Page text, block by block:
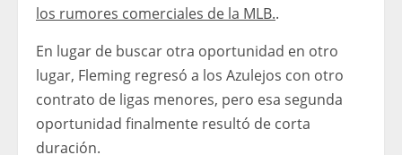
los rumores comerciales de la MLB..
En lugar de buscar otra oportunidad en otro
lugar, Fleming regresó a los Azulejos con otro
contrato de ligas menores, pero esa segunda
oportunidad finalmente resultó de corta
duración.